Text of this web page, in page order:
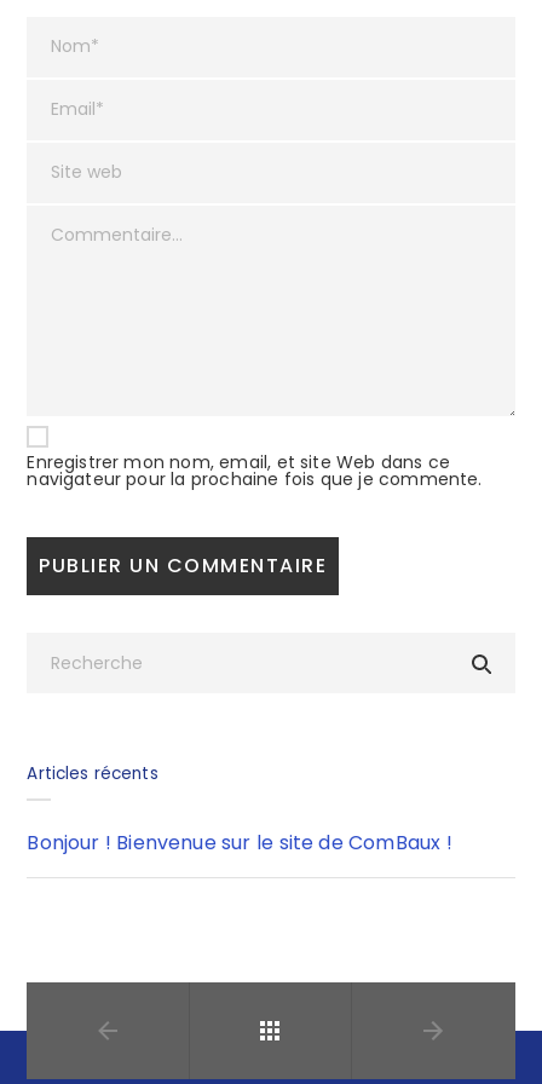
Enregistrer mon nom, email, et site Web dans ce
navigateur pour la prochaine fois que je commente.
Articles récents
Bonjour ! Bienvenue sur le site de ComBaux !